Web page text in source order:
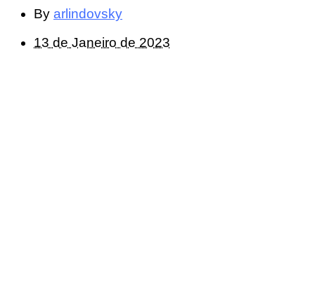
By arlindovsky
13 de Janeiro de 2023